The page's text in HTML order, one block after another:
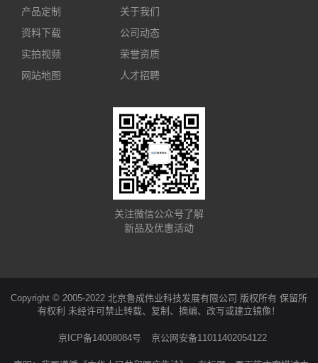
产品定制
资料下载
实拍视频
网站地图
关于我们
公司动态
荣誉资质
人才招聘
关注微信公众号了解
新品及优惠活动
Copyright © 2005-2022 北京鲁成伟业科技发展有限公司 版权所有 保留所
有权利 未经许可禁止转载、复制、摘编、改写或建立镜像！
京ICP备14008084号 京公网安备11011402054122